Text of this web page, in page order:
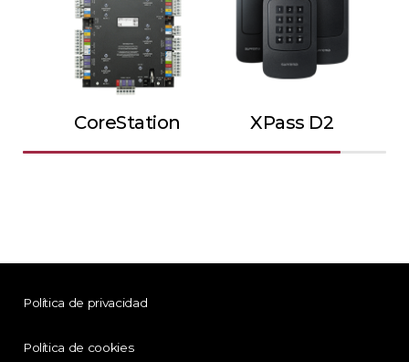
CoreStation XPass D2
Política de privacidad
Política de cookies